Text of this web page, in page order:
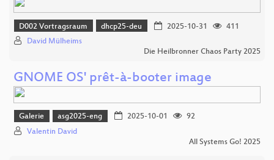
D002 Vortragsraum dhcp25-deu 2025-10-31
411
David Mülheims
Die Heilbronner Chaos Party 2025
GNOME OS' prêt-à-booter image
Galerie asg2025-eng 2025-10-01
92
Valentin David
All Systems Go! 2025